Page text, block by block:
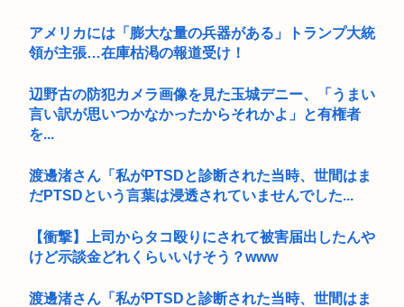
アメリカには「膨大な量の兵器がある」トランプ大統
領が主張…在庫枯渇の報道受け！
辺野古の防犯カメラ画像を見た玉城デニー、「うまい
言い訳が思いつかなかったからそれかよ」と有権者
を...
渡邊渚さん「私がPTSDと診断された当時、世間はま
だPTSDという言葉は浸透されていませんでした...
【衝撃】上司からタコ殴りにされて被害届出したんや
けど示談金どれくらいいけそう？www
渡邊渚さん「私がPTSDと診断された当時、世間はま